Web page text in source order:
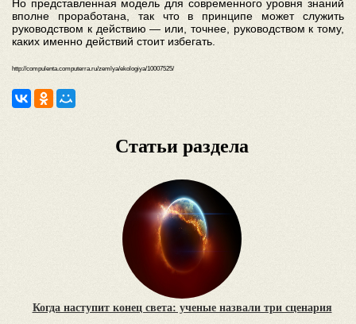
Но представленная модель для современного уровня знаний
вполне проработана, так что в принципе может служить
руководством к действию — или, точнее, руководством к тому,
каких именно действий стоит избегать.
http://compulenta.computerra.ru/zemlya/ekologiya/10007525/
Статьи раздела
Когда наступит конец света: ученые назвали три сценария